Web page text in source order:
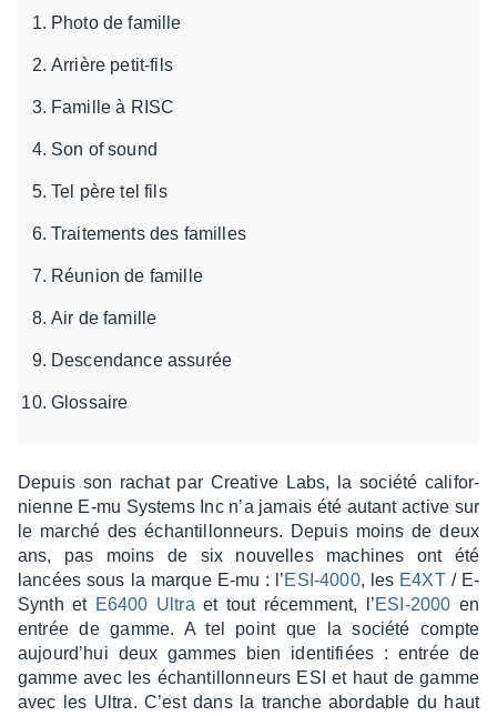
Photo de famille
Arrière petit-fils
Famille à RISC
Son of sound
Tel père tel fils
Traitements des familles
Réunion de famille
Air de famille
Descendance assurée
Glossaire
Depuis son rachat par Crea­tive Labs, la société cali­for­
nienne E-mu Systems Inc n’a jamais été autant active sur
le marché des échan­tillon­neurs. Depuis moins de deux
ans, pas moins de six nouvelles machines ont été
lancées sous la marque E-mu : l’ESI-4000, les E4XT/ E-
Synth et E6400 Ultra et tout récem­ment, l’ESI-2000 en
entrée de gamme. A tel point que la société compte
aujour­d’hui deux gammes bien iden­ti­fiées : entrée de
gamme avec les échan­tillon­neurs ESI et haut de gamme
avec les Ultra. C’est dans la tranche abor­dable du haut